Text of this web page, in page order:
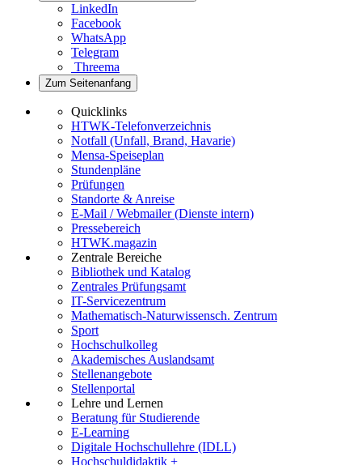
LinkedIn
Facebook
WhatsApp
Telegram
Threema
Zum Seitenanfang
Quicklinks
HTWK-Telefonverzeichnis
Notfall (Unfall, Brand, Havarie)
Mensa-Speiseplan
Stundenpläne
Prüfungen
Standorte & Anreise
E-Mail / Webmailer (Dienste intern)
Pressebereich
HTWK.magazin
Zentrale Bereiche
Bibliothek und Katalog
Zentrales Prüfungsamt
IT-Servicezentrum
Mathematisch-Naturwissensch. Zentrum
Sport
Hochschulkolleg
Akademisches Auslandsamt
Stellenangebote
Stellenportal
Lehre und Lernen
Beratung für Studierende
E-Learning
Digitale Hochschullehre (IDLL)
Hochschuldidaktik +